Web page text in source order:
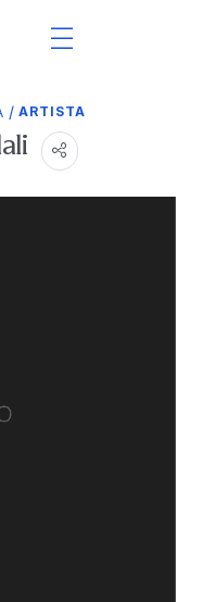
/ ARTISTA